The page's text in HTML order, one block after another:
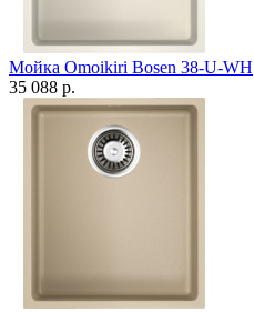
Мойка Omoikiri Bosen 38-U-WH
35 088 р.